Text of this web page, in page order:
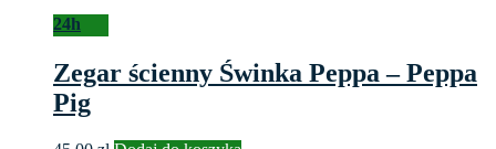
24h
Zegar ścienny Świnka Peppa – Peppa
Pig